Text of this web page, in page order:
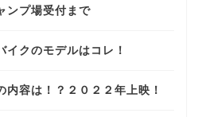
ンプ場受付まで
イクのモデルはコレ！
容は！？２０２２年上映！